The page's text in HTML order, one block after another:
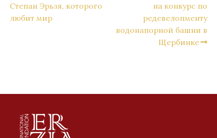
Степан Эрьзя, которого
любит мир
на конкурс по
редевелопменту
водонапорной башни в
Щербинке